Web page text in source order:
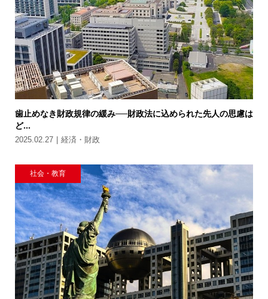
歯止めなき財政規律の緩み──財政法に込められた先人の思慮は
ど...
2025.02.27 経済・財政
社会・教育